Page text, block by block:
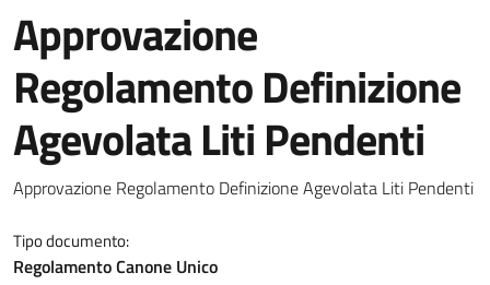
Approvazione
Regolamento Definizione
Agevolata Liti Pendenti
Dettagli del documento
Approvazione Regolamento Definizione Agevolata Liti Pendenti
Tipo documento:
Regolamento Canone Unico